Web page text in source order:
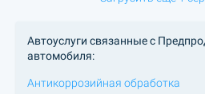
Автоуслуги связанные с
автомобиля:
Антикоррозийная обработка